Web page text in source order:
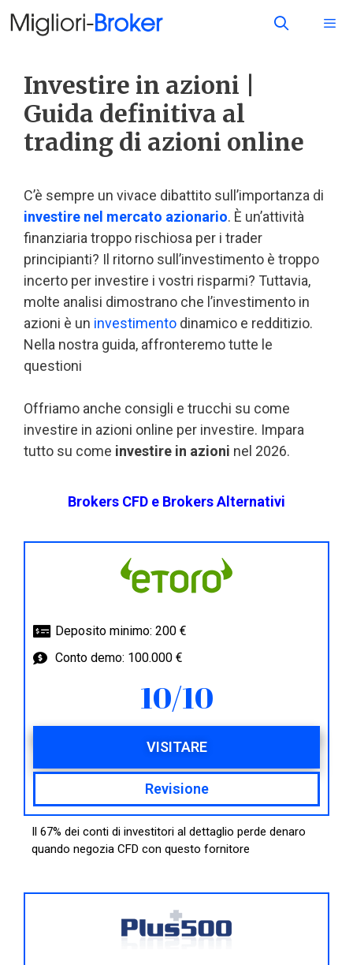
Investire in azioni |
Guida definitiva al
trading di azioni online
C’è sempre un vivace dibattito sull’importanza di
investire nel mercato azionario. È un’attività
finanziaria troppo rischiosa per i trader
principianti? Il ritorno sull’investimento è troppo
incerto per investire i vostri risparmi? Tuttavia,
molte analisi dimostrano che l’investimento in
azioni è un investimento dinamico e redditizio.
Nella nostra guida, affronteremo tutte le
questioni
Offriamo anche consigli e trucchi su come
investire in azioni online per investire. Impara
tutto su come investire in azioni nel 2026.
Brokers CFD e Brokers Alternativi
Deposito minimo: 200 €
Conto demo: 100.000 €
10/10
VISITARE
Revisione
Il 67% dei conti di investitori al dettaglio perde denaro
quando negozia CFD con questo fornitore